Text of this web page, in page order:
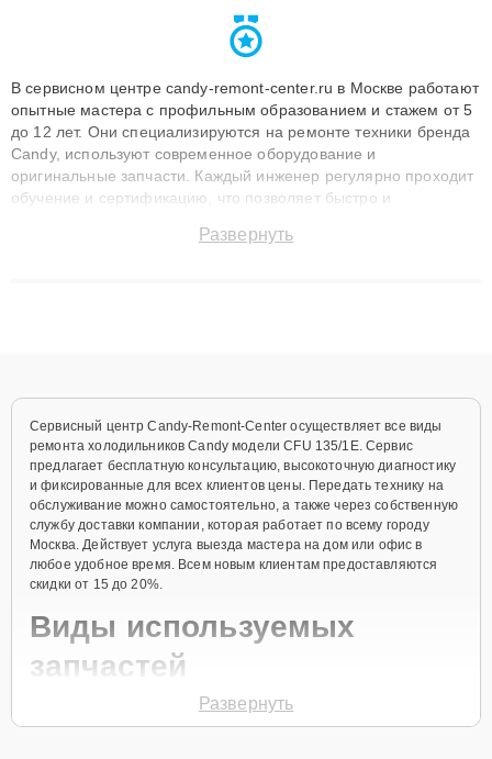
В сервисном центре candy-remont-center.ru в Москве работают
опытные мастера с профильным образованием и стажем от 5
до 12 лет. Они специализируются на ремонте техники бренда
Candy, используют современное оборудование и
оригинальные запчасти. Каждый инженер регулярно проходит
обучение и сертификацию, что позволяет быстро и
сохранением гарантии до 3 лет. Наши мастера решают
Развернуть
Сервисный центр Candy-Remont-Center осуществляет все виды
ремонта холодильников Candy модели CFU 135/1E. Сервис
предлагает бесплатную консультацию, высокоточную диагностику
и фиксированные для всех клиентов цены. Передать технику на
обслуживание можно самостоятельно, а также через собственную
службу доставки компании, которая работает по всему городу
Москва. Действует услуга выезда мастера на дом или офис в
любое удобное время. Всем новым клиентам предоставляются
скидки от 15 до 20%.
Виды используемых
запчастей
Для ремонта холодильника модели CFU 135/1E предлагаются как
Развернуть